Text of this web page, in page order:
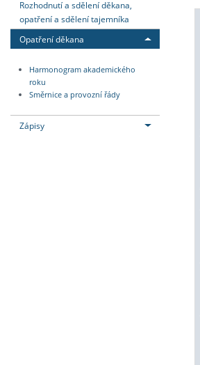
Rozhodnutí a sdělení děkana,
opatření a sdělení tajemníka
Opatření děkana
Harmonogram akademického
roku
Směrnice a provozní řády
Zápisy